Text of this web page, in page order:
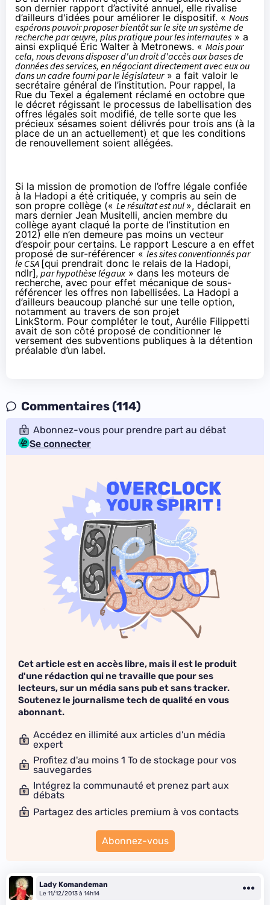
son dernier rapport d’activité annuel, elle rivalise
d’ailleurs d'idées pour améliorer le dispositif. « Nous
espérons pouvoir proposer bientôt sur le site un système de
recherche par œuvre, plus pratique pour les internautes » a
ainsi expliqué Éric Walter à Metronews. « Mais pour
cela, nous devons disposer d'un droit d'accès aux bases de
données des services, en négociant directement avec eux ou
dans un cadre fourni par le législateur» a fait valoir le
secrétaire général de l’institution. Pour rappel, la
Rue du Texel a également réclamé en octobre que
le décret régissant le processus de labellisation des
offres légales soit modifié, de telle sorte que les
précieux sésames soient délivrés pour trois ans (à la
place de un an actuellement) et que les conditions
de renouvellement soient allégées.
Si la mission de promotion de l’offre légale confiée
à la Hadopi a été critiquée, y compris au sein de
son propre collège (« Le résultat est nul », déclarait en
mars dernier Jean Musitelli, ancien membre du
collège ayant claqué la porte de l’institution en
2012) elle n’en demeure pas moins un vecteur
d’espoir pour certains. Le rapport Lescure a en effet
proposé de sur-référencer «les sites conventionnés par
le CSA [qui prendrait donc le relais de la Hadopi,
ndlr], par hypothèse légaux» dans les moteurs de
recherche, avec pour effet mécanique de sous-
référencer les offres non labellisées. La Hadopi a
d’ailleurs beaucoup planché sur une telle option,
notamment au travers de son projet
LinkStorm. Pour compléter le tout, Aurélie Filippetti
avait de son côté proposé de conditionner le
versement des subventions publiques à la détention
préalable d’un label.
Commentaires (114)
Abonnez-vous pour prendre part au débat
Se connecter
Cet article est en accès libre, mais il est le produit
d'une rédaction qui ne travaille que pour ses
lecteurs, sur un média sans pub et sans tracker.
Soutenez le journalisme tech de qualité en vous
abonnant.
Accédez en illimité aux articles d'un média
expert
Profitez d'au moins 1 To de stockage pour vos
sauvegardes
Intégrez la communauté et prenez part aux
débats
Partagez des articles premium à vos contacts
Abonnez-vous
Lady Komandeman
Le 11/12/2013 à 14h14